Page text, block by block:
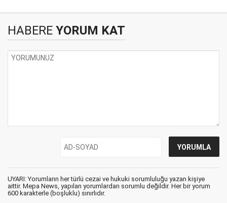
HABERE YORUM KAT
UYARI: Yorumların her türlü cezai ve hukuki sorumluluğu yazan kişiye
aittir. Mepa News, yapılan yorumlardan sorumlu değildir. Her bir yorum
600 karakterle (boşluklu) sınırlıdır.